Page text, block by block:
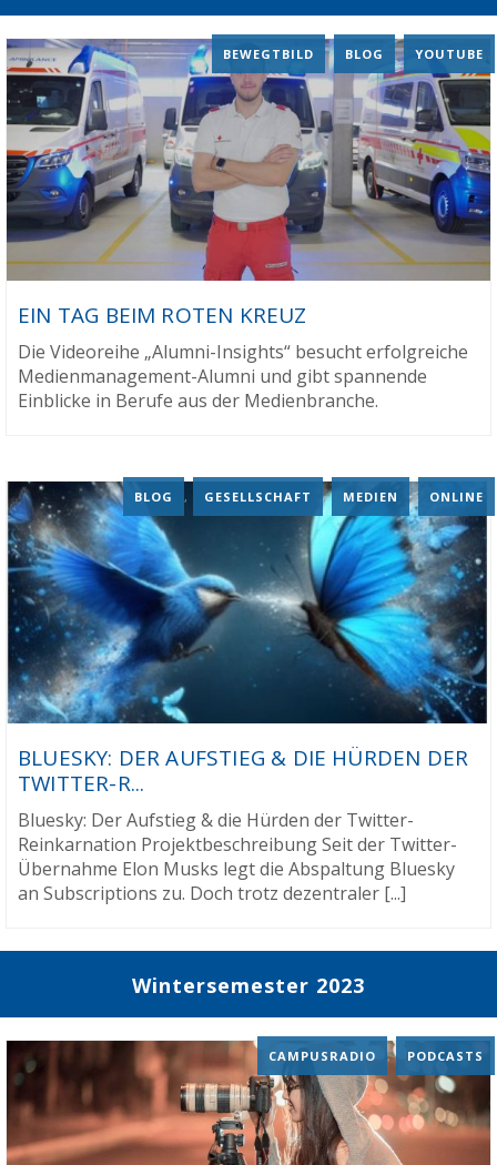
EIN TAG BEIM ROTEN KREUZ
BEWEGTBILD , BLOG , YOUTUBE
Die Videoreihe „Alumni-Insights“ besucht erfolgreiche
Medienmanagement-Alumni und gibt spannende
Einblicke in Berufe aus der Medienbranche.
BLUESKY: DER AUFSTIEG & DIE HÜRDEN DER
TWITTER-R...
BLOG , GESELLSCHAFT , MEDIEN , ONLINE
Bluesky: Der Aufstieg & die Hürden der Twitter-
Reinkarnation Projektbeschreibung Seit der Twitter-
Übernahme Elon Musks legt die Abspaltung Bluesky
an Subscriptions zu. Doch trotz dezentraler [...]
Wintersemester 2023
CAMPUSRADIO , PODCASTS